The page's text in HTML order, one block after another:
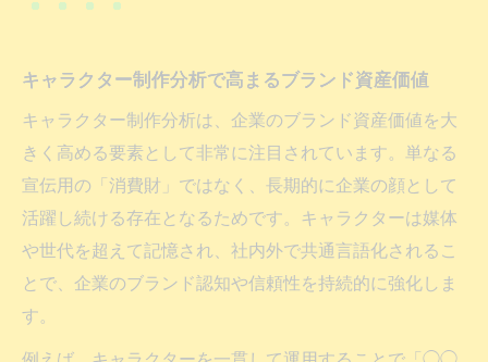
キャラクター制作分析で高まるブランド資産価値
キャラクター制作分析は、企業のブランド資産価値を大
きく高める要素として非常に注目されています。単なる
宣伝用の「消費財」ではなく、長期的に企業の顔として
活躍し続ける存在となるためです。キャラクターは媒体
や世代を超えて記憶され、社内外で共通言語化されるこ
とで、企業のブランド認知や信頼性を持続的に強化しま
す。